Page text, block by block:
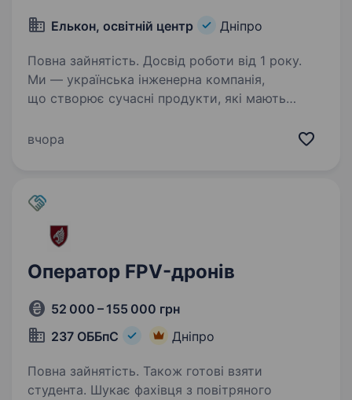
Елькон, освітній центр Дніпро
Повна зайнятість. Досвід роботи від 1 року.
Ми — українська інженерна компанія,
що створює сучасні продукти, які мають
українських технологій. Шукаємо електрика,
вчора
Оператор FPV-дронів
52 000 – 155 000 грн
237 ОББпС
Дніпро
Повна зайнятість. Також готові взяти
студента. Шукає фахівця з повітряного